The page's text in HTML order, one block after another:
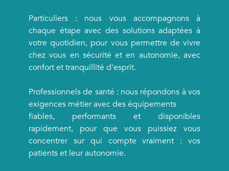
Particuliers : nous vous accompagnons à
chaque étape avec des solutions adaptées à
votre quotidien, pour vous permettre de vivre
chez vous en sécurité et en autonomie, avec
confort et tranquillité d'esprit.
Professionnels de santé : nous répondons à vos
exigences métier avec des équipements
fiables, performants et disponibles
rapidement, pour que vous puissiez vous
concentrer sur qui compte vraiment : vos
patients et leur autonomie.